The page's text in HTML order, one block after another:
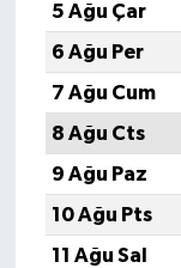
5 Ağu Çar
6 Ağu Per
7 Ağu Cum
8 Ağu Cts
9 Ağu Paz
10 Ağu Pts
11 Ağu Sal